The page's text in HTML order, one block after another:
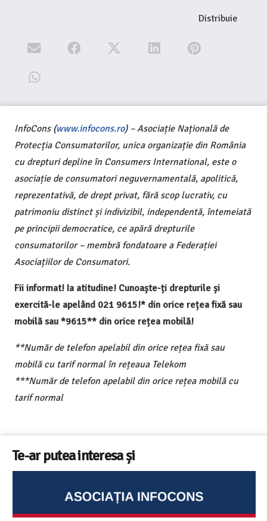
Distribuie
InfoCons (www.infocons.ro) – Asociație Națională de
Protecția Consumatorilor, unica organizație din România
cu drepturi depline în Consumers International, este o
asociație de consumatori neguvernamentală, apolitică,
reprezentativă, de drept privat, fără scop lucrativ, cu
patrimoniu distinct și indivizibil, independentă, întemeiată
pe principii democratice, ce apără drepturile
consumatorilor – membră fondatoare a Federației
Asociațiilor de Consumatori.
Fii informat! Ia atitudine! Cunoaște-ți drepturile și
exercită-le apelând 021 9615!* din orice rețea fixă sau
mobilă sau *9615** din orice rețea mobilă!
**Număr de telefon apelabil din orice rețea fixă sau
mobilă cu tarif normal în rețeaua Telekom
***Număr de telefon apelabil din orice rețea mobilă cu
tarif normal
Te-ar putea interesa și